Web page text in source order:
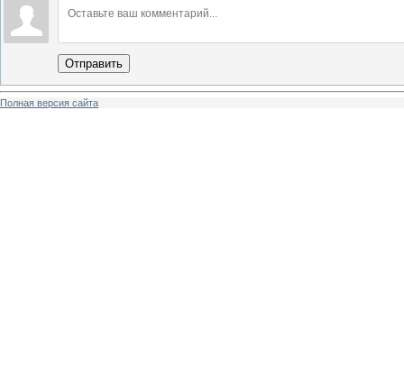
Отправить
Полная версия сайта